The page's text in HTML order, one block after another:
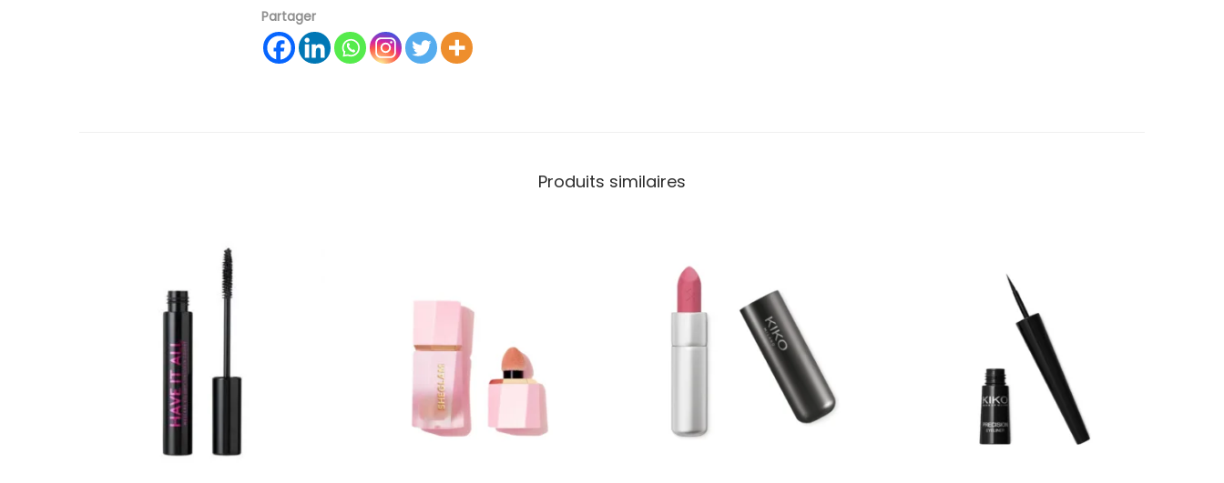
Partager
Produits similaires